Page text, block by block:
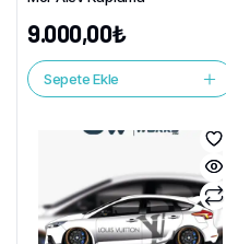
9.000,00₺
Sepete Ekle